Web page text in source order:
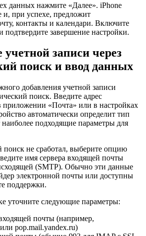
данных нажмите «Далее». iPhone
и, при успехе, предложит
контакты и календари. Включите
завершение настройки.
записи через
поиск и ввод данных
добавления учетной записи
поиск. Введите адрес
приложении «Почта» или в настройках
автоматически определит тип
подходящие параметры для
поиск не сработал, выберите опцию
имя сервера входящей почты
(SMTP). Обычно эти данные
электронной почты или доступны
поддержки.
уточните следующие параметры:
почты (например,
pop.mail.yandex.ru)